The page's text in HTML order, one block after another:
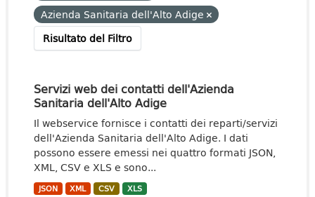
Azienda Sanitaria dell'Alto Adige
Risultato del Filtro
Servizi web dei contatti dell'Azienda
Sanitaria dell'Alto Adige
Il webservice fornisce i contatti dei reparti/servizi
dell'Azienda Sanitaria dell'Alto Adige. I dati
possono essere emessi nei quattro formati JSON,
XML, CSV e XLS e sono...
JSON XML CSV XLS